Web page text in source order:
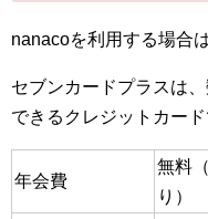
nanacoを利用する場合
セブンカードプラスは
できるクレジットカード
年会費
無料
り）